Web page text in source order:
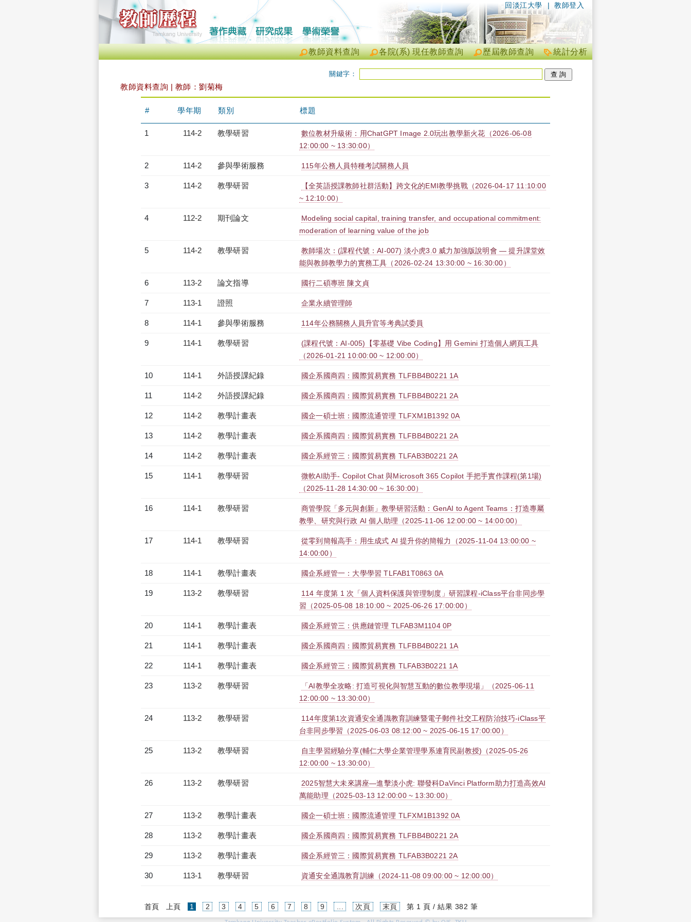
| 教師登入
回淡江大學
統計分析
歷屆教師查詢
各院(系) 現任教師查詢
教師資料查詢
關鍵字：
教師資料查詢 | 教師：劉菊梅
# 學年期 類別 標題
1 114-2 教學研習
數位教材升級術：用ChatGPT Image 2.0玩出教學新火花（2026-06-08
12:00:00 ~ 13:30:00）
2 114-2 參與學術服務 115年公務人員特種考試關務人員
3 114-2 教學研習
【全英語授課教師社群活動】跨文化的EMI教學挑戰（2026-04-17 11:10:00
~ 12:10:00）
4 112-2 期刊論文
Modeling social capital, training transfer, and occupational commitment:
moderation of learning value of the job
5 114-2 教學研習
教師場次：(課程代號：AI-007) 淡小虎3.0 威力加強版說明會 — 提升課堂效
能與教師教學力的實務工具（2026-02-24 13:30:00 ~ 16:30:00）
6 113-2 論文指導 國行二碩專班 陳文貞
7 113-1 證照 企業永續管理師
8 114-1 參與學術服務 114年公務關務人員升官等考典試委員
9 114-1 教學研習
(課程代號：AI-005)【零基礎 Vibe Coding】用 Gemini 打造個人網頁工具
（2026-01-21 10:00:00 ~ 12:00:00）
10 114-1 外語授課紀錄 國企系國商四：國際貿易實務 TLFBB4B0221 1A
11 114-2 外語授課紀錄 國企系國商四：國際貿易實務 TLFBB4B0221 2A
12 114-2 教學計畫表 國企一碩士班：國際流通管理 TLFXM1B1392 0A
13 114-2 教學計畫表 國企系國商四：國際貿易實務 TLFBB4B0221 2A
14 114-2 教學計畫表 國企系經管三：國際貿易實務 TLFAB3B0221 2A
15 114-1 教學研習
微軟AI助手- Copilot Chat 與Microsoft 365 Copilot 手把手實作課程(第1場)
（2025-11-28 14:30:00 ~ 16:30:00）
16 114-1 教學研習
商管學院「多元與創新」教學研習活動：GenAI to Agent Teams：打造專屬
教學、研究與行政 AI 個人助理（2025-11-06 12:00:00 ~ 14:00:00）
17 114-1 教學研習
從零到簡報高手：用生成式 AI 提升你的簡報力（2025-11-04 13:00:00 ~
14:00:00）
18 114-1 教學計畫表 國企系經管一：大學學習 TLFAB1T0863 0A
19 113-2 教學研習
114 年度第 1 次「個人資料保護與管理制度」研習課程-iClass平台非同步學
習（2025-05-08 18:10:00 ~ 2025-06-26 17:00:00）
20 114-1 教學計畫表 國企系經管三：供應鏈管理 TLFAB3M1104 0P
21 114-1 教學計畫表 國企系國商四：國際貿易實務 TLFBB4B0221 1A
22 114-1 教學計畫表 國企系經管三：國際貿易實務 TLFAB3B0221 1A
23 113-2 教學研習
「AI教學全攻略: 打造可視化與智慧互動的數位教學現場」（2025-06-11
12:00:00 ~ 13:30:00）
24 113-2 教學研習
114年度第1次資通安全通識教育訓練暨電子郵件社交工程防治技巧-iClass平
台非同步學習（2025-06-03 08:12:00 ~ 2025-06-15 17:00:00）
25 113-2 教學研習
自主學習經驗分享(輔仁大學企業管理學系連育民副教授)（2025-05-26
12:00:00 ~ 13:30:00）
26 113-2 教學研習
2025智慧大未來講座—進擊淡小虎: 聯發科DaVinci Platform助力打造高效AI
萬能助理（2025-03-13 12:00:00 ~ 13:30:00）
27 113-2 教學計畫表 國企一碩士班：國際流通管理 TLFXM1B1392 0A
28 113-2 教學計畫表 國企系國商四：國際貿易實務 TLFBB4B0221 2A
29 113-2 教學計畫表 國企系經管三：國際貿易實務 TLFAB3B0221 2A
30 113-1 教學研習 資通安全通識教育訓練（2024-11-08 09:00:00 ~ 12:00:00）
首頁 上頁 1 (current)
2 3 4 5 6 7 8 9 次頁 末頁 第 1 頁 / 結果 382 筆